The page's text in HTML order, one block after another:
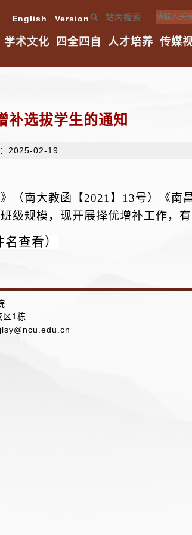
English Version 站内搜索
学术文化 四全四自 人才培养 传媒
补选拔学生的通知
2025-02-19
（南大教函【2021】13号）
《南
级规模，现开展择优增补工作，有
名查看）
区1栋